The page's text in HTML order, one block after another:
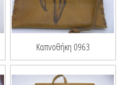
Καπνοθήκη 0963